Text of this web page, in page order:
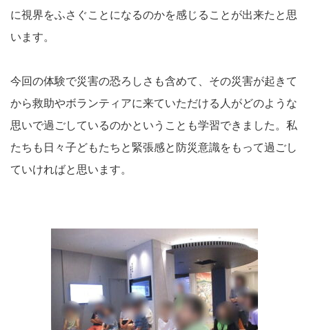
に視界をふさぐことになるのかを感じることが出来たと思
います。
今回の体験で災害の恐ろしさも含めて、その災害が起きて
から救助やボランティアに来ていただける人がどのような
思いで過ごしているのかということも学習できました。私
たちも日々子どもたちと緊張感と防災意識をもって過ごし
ていければと思います。